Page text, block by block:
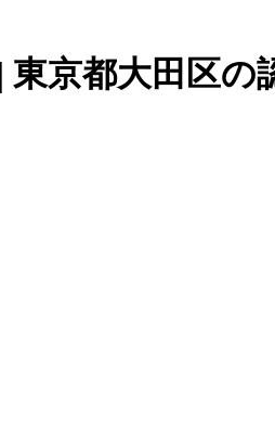
東京都大田区